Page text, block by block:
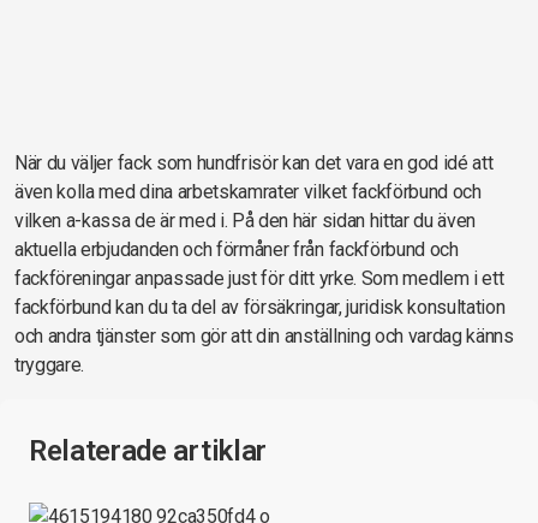
När du väljer fack som hundfrisör kan det vara en god idé att
även kolla med dina arbetskamrater vilket fackförbund och
vilken a-kassa de är med i. På den här sidan hittar du även
aktuella erbjudanden och förmåner från fackförbund och
fackföreningar anpassade just för ditt yrke. Som medlem i ett
fackförbund kan du ta del av försäkringar, juridisk konsultation
och andra tjänster som gör att din anställning och vardag känns
tryggare.
Relaterade artiklar